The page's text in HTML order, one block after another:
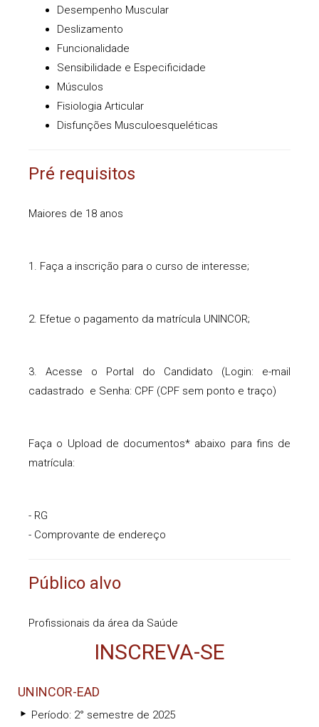
Desempenho Muscular
Deslizamento
Funcionalidade
Sensibilidade e Especificidade
Músculos
Fisiologia Articular
Disfunções Musculoesqueléticas
Pré requisitos
Maiores de 18 anos
1. Faça a inscrição para o curso de interesse;
2. Efetue o pagamento da matrícula UNINCOR;
3. Acesse o Portal do Candidato (Login: e-mail
cadastrado e Senha: CPF (CPF sem ponto e traço)
Faça o Upload de documentos* abaixo para fins de
matrícula:
- RG
- Comprovante de endereço
Público alvo
Profissionais da área da Saúde
INSCREVA-SE
UNINCOR-EAD
Período: 2° semestre de 2025